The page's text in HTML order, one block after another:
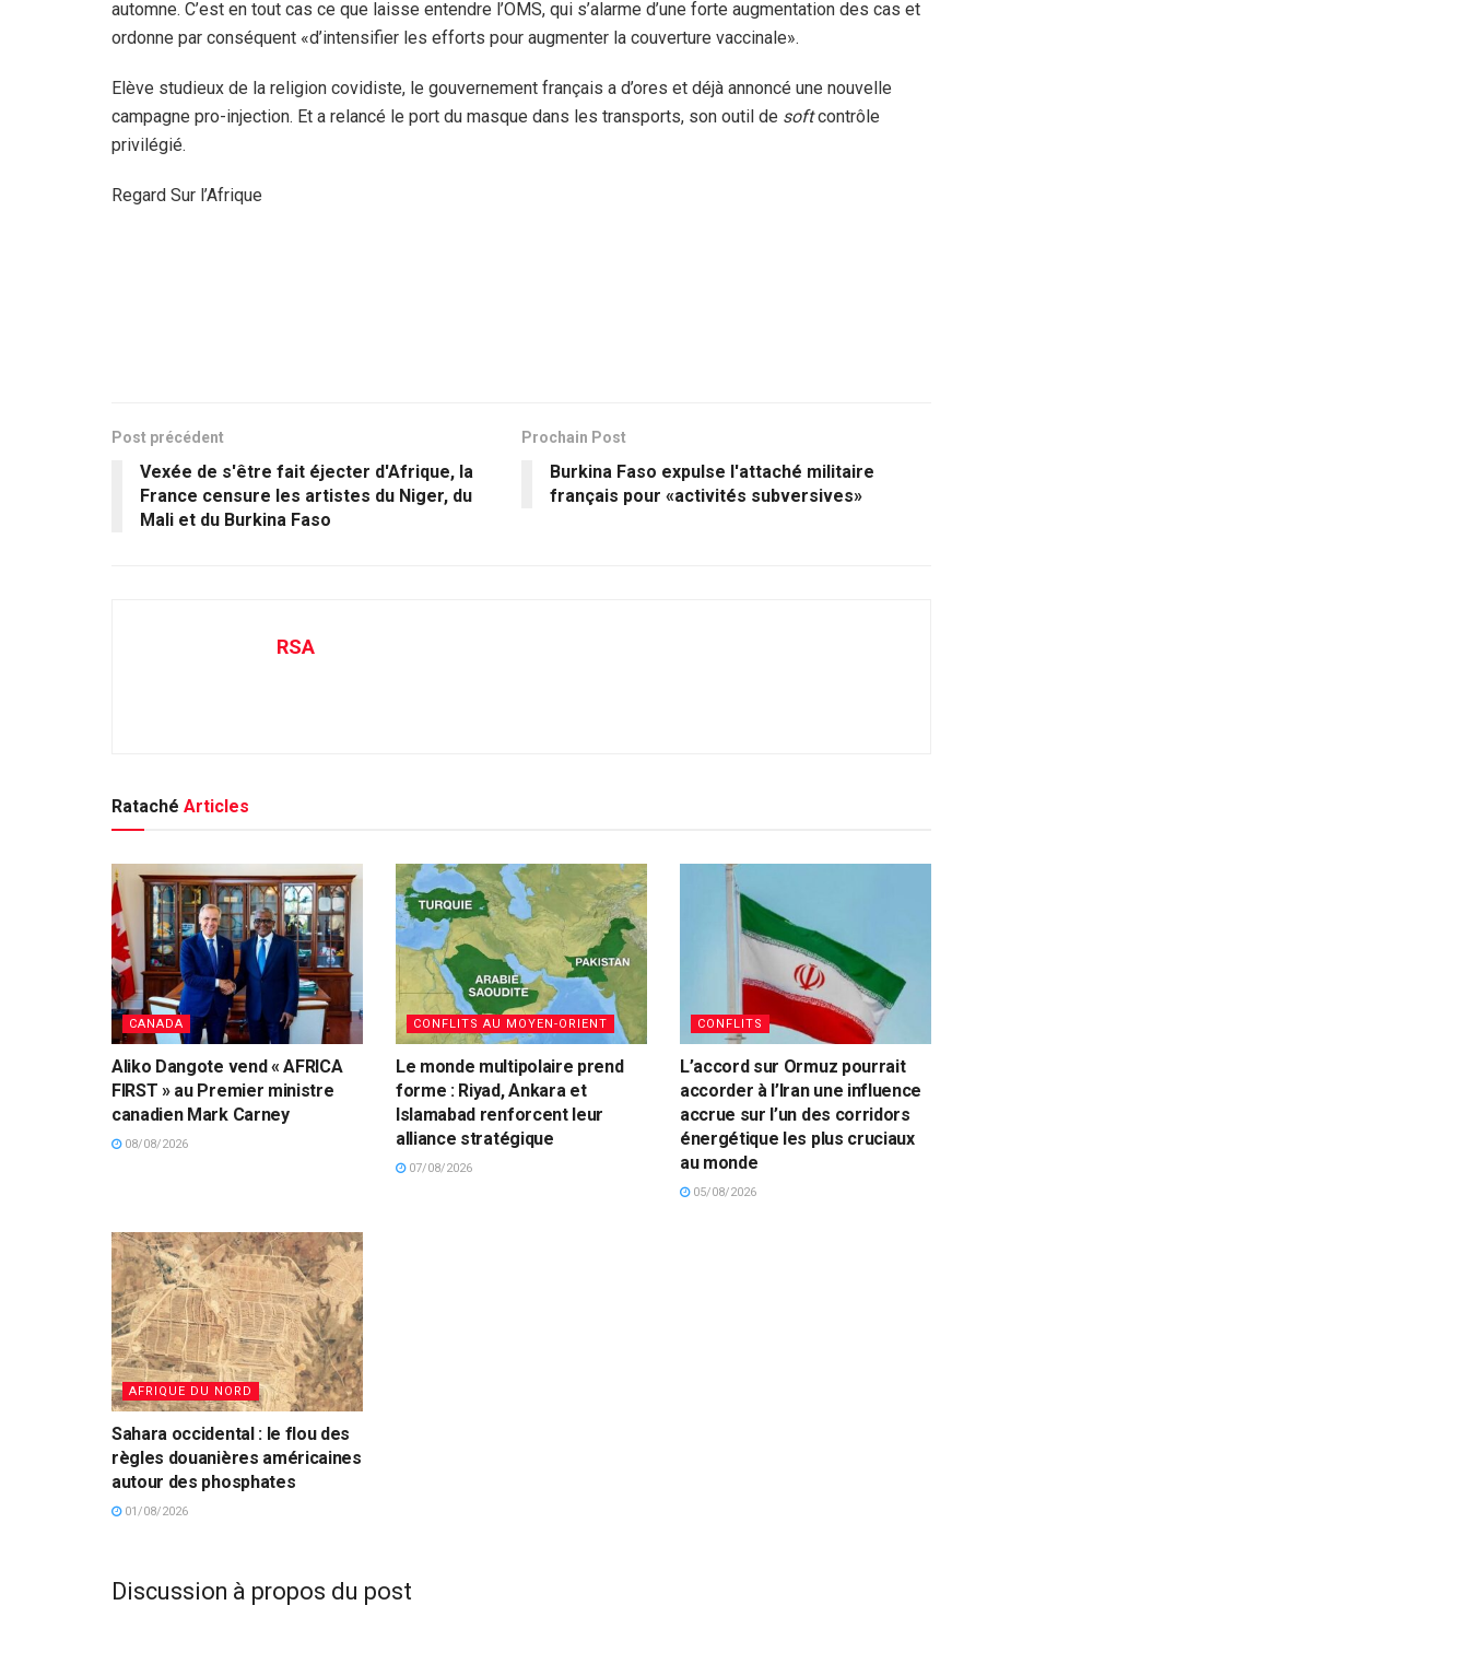
automne. C’est en tout cas ce que laisse entendre l’OMS, qui s’alarme d’une forte augmentation des cas et
ordonne par conséquent «d’intensifier les efforts pour augmenter la couverture vaccinale».
Elève studieux de la religion covidiste, le gouvernement français a d’ores et déjà annoncé une nouvelle
campagne pro-injection. Et a relancé le port du masque dans les transports, son outil de softcontrôle
privilégié.
Regard Sur l’Afrique
Post précédent
Vexée de s'être fait éjecter d'Afrique, la
France censure les artistes du Niger, du
Mali et du Burkina Faso
Prochain Post
Burkina Faso expulse l'attaché militaire
français pour «activités subversives»
RSA
Rataché Articles
CANADA
Aliko Dangote vend « AFRICA
FIRST » au Premier ministre
canadien Mark Carney
08/08/2026
CONFLITS AU MOYEN-ORIENT
Le monde multipolaire prend
forme : Riyad, Ankara et
Islamabad renforcent leur
alliance stratégique
07/08/2026
CONFLITS
L’accord sur Ormuz pourrait
accorder à l’Iran une influence
accrue sur l’un des corridors
énergétique les plus cruciaux
au monde
05/08/2026
AFRIQUE DU NORD
Sahara occidental : le flou des
règles douanières américaines
autour des phosphates
01/08/2026
Discussion à propos du post